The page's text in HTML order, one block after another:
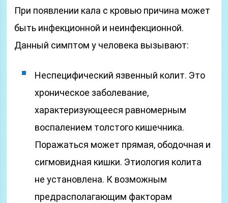
При появлении кала с кровью причина может
быть инфекционной и неинфекционной.
Данный симптом у человека вызывают:
Неспецифический язвенный колит. Это
хроническое заболевание,
характеризующееся равномерным
воспалением толстого кишечника.
Поражаться может прямая, ободочная и
сигмовидная кишки. Этиология колита
не установлена. К возможным
предрасполагающим факторам